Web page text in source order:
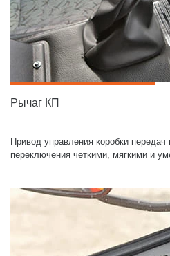
Рычаг КП
Привод управления коробки передач
переключения четкими, мягкими и